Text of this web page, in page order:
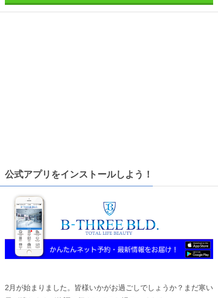
公式アプリをインストールしよう！
2月が始まりました。皆様いかがお過ごしでしょうか？まだ寒い